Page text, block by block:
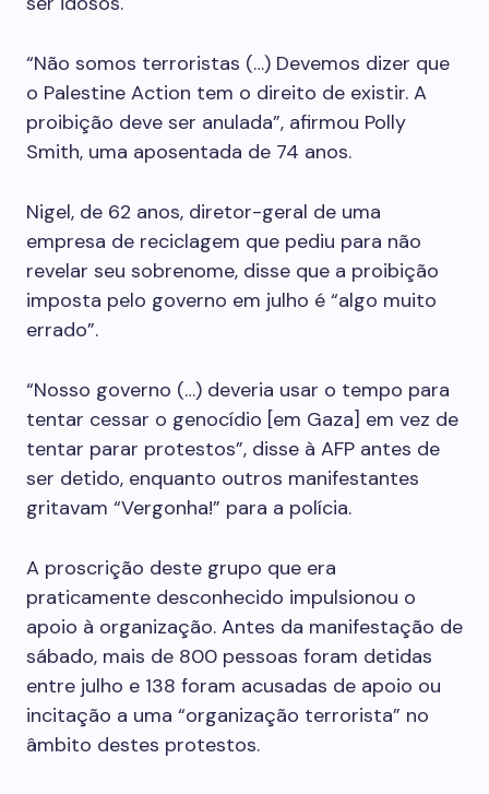
“Não somos terroristas (…) Devemos dizer que
o Palestine Action tem o direito de existir. A
proibição deve ser anulada”, afirmou Polly
Smith, uma aposentada de 74 anos.
Nigel, de 62 anos, diretor-geral de uma
empresa de reciclagem que pediu para não
revelar seu sobrenome, disse que a proibição
imposta pelo governo em julho é “algo muito
errado”.
“Nosso governo (…) deveria usar o tempo para
tentar cessar o genocídio [em Gaza] em vez de
tentar parar protestos”, disse à AFP antes de
ser detido, enquanto outros manifestantes
gritavam “Vergonha!” para a polícia.
A proscrição deste grupo que era
praticamente desconhecido impulsionou o
apoio à organização. Antes da manifestação de
sábado, mais de 800 pessoas foram detidas
entre julho e 138 foram acusadas de apoio ou
incitação a uma “organização terrorista” no
âmbito destes protestos.